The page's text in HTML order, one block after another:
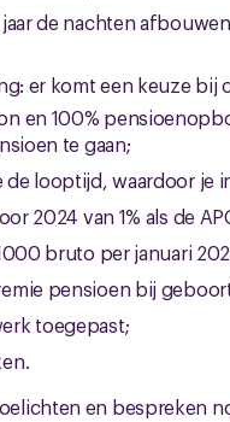
de nachten
er komt een keuze bij
en 100%
te gaan;
looptijd, waardoor je
2024 van 1% als de
bruto per januari
pensioen bij
toegepast;
en bespreken